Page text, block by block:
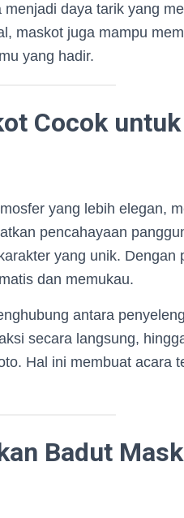
menjadi daya tarik yang
maskot juga mampu
yang hadir.
Cocok
yang lebih elegan,
pencahayaan
yang unik. Dengan
dan memukau.
antara
secara langsung,
Hal ini membuat acara
Badut